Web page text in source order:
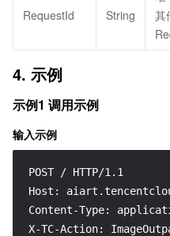
RequestId String
其
4. 示例
示例1 调用示例
输入示例
POST / HTTP/1.1
Host:
Content-Type:
X-TC-Action: